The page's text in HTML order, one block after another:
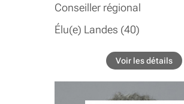
Voir les détails
Conseiller régional
Élu(e) Landes (40)
COMMISSIONS
aquaculture, forêt,